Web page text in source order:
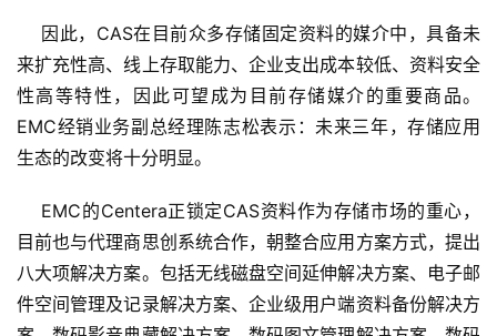
因此，CAS在目前众多存储固定资料的媒介中，具备未
来扩充性高、线上存取能力、企业支出成本较低、资料安全
性高等特性，因此可望成为目前存储媒介的重要商品。
EMC经销业务副总经理陈志松表示：未来三年，存储应用
生态的改变将十分明显。
EMC的Centera正锁定CAS资料作为存储市场的重心，
目前也与代理商思创系统合作，朝整合应用方案方式，提出
八大项解决方案。包括无线磁盘空间延伸解决方案、电子邮
件空间管理及记录解决方案、企业级用户端资料备份解决方